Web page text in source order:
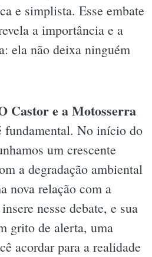
e simplista. Esse embate
a importância e a
ela não deixa ninguém
Castor e a Motosserra
fundamental. No início do
um crescente
a degradação ambiental
nova relação com a
nesse debate, e sua
grito de alerta, uma
acordar para a realidade